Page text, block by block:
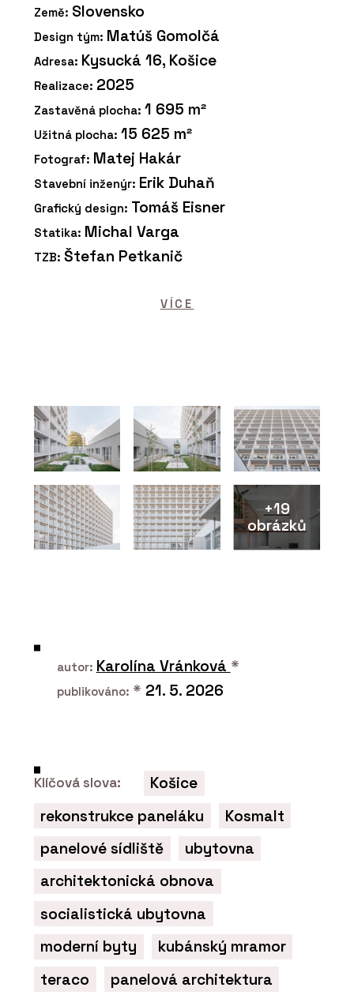
Země: Slovensko
Design tým: Matúš Gomolčá
Adresa: Kysucká 16, Košice
Realizace: 2025
Zastavěná plocha: 1 695 m²
Užitná plocha: 15 625 m²
Fotograf: Matej Hakár
Stavební inženýr: Erik Duhaň
Grafický design: Tomáš Eisner
Statika: Michal Varga
TZB: Štefan Petkanič
VÍCE
+19
obrázků
autor: Karolína Vránková *
publikováno: * 21. 5. 2026
Klíčová slova:
Košice
rekonstrukce paneláku
Kosmalt
panelové sídliště
ubytovna
architektonická obnova
socialistická ubytovna
moderní byty
kubánský mramor
teraco
panelová architektura